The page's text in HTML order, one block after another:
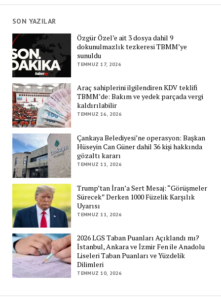
SON YAZILAR
Özgür Özel’e ait 3 dosya dahil 9
dokunulmazlık tezkeresi TBMM’ye
sunuldu
TEMMUZ 17, 2026
Araç sahiplerini ilgilendiren KDV teklifi
TBMM’de: Bakım ve yedek parçada vergi
kaldırılabilir
TEMMUZ 16, 2026
Çankaya Belediyesi’ne operasyon: Başkan
Hüseyin Can Güner dahil 36 kişi hakkında
gözaltı kararı
TEMMUZ 11, 2026
Trump’tan İran’a Sert Mesaj: “Görüşmeler
Sürecek” Derken 1000 Füzelik Karşılık
Uyarısı
TEMMUZ 11, 2026
2026 LGS Taban Puanları Açıklandı mı?
İstanbul, Ankara ve İzmir Fen ile Anadolu
Liseleri Taban Puanları ve Yüzdelik
Dilimleri
TEMMUZ 10, 2026